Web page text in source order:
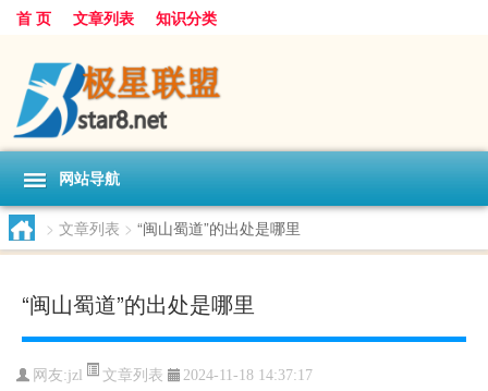
首 页 文章列表 知识分类
网站导航
> 文章列表 > “闽山蜀道”的出处是哪里
“闽山蜀道”的出处是哪里
网友:jzl 文章列表 2024-11-18 14:37:17